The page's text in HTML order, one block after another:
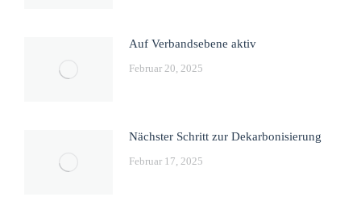
Auf Verbandsebene aktiv
Februar 20, 2025
Nächster Schritt zur Dekarbonisierung
Februar 17, 2025